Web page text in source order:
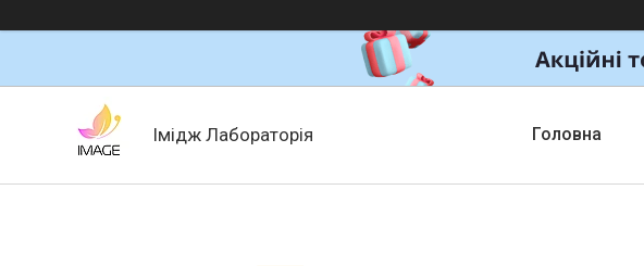
Імідж Лабораторія Головна